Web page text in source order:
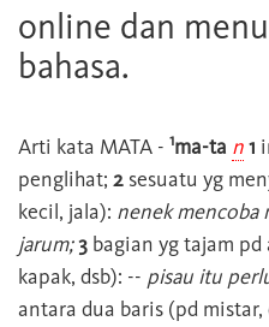
online dan
bahasa.
Arti kata MATA - 1ma-ta n1
penglihat; 2 sesuatu yg
kecil, jala): nenek mencoba
jarum;3 bagian yg tajam
kapak, dsb): -- pisau itu
antara dua baris (pd mistar,